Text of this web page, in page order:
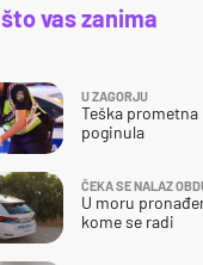
što vas zanima
U ZAGORJU
Teška
poginula
ČEKA SE NALAZ
U moru
kome se radi